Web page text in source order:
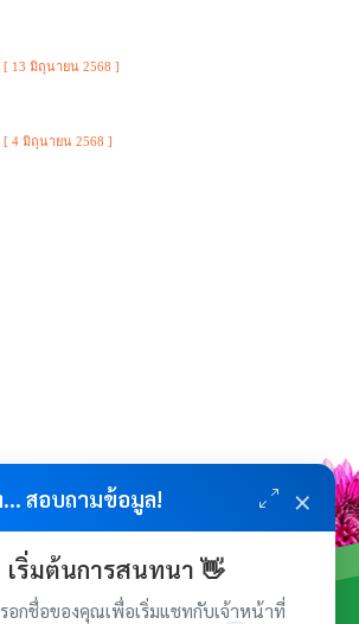
[ 13 มิถุนายน 2568 ]
[ 4 มิถุนายน 2568 ]
สอบถามข้อมูล! ×
เริ่มต้นการสนทนา 👋
อกชื่อของคุณเพื่อเริ่มแชทกับเจ้าหน้าที่